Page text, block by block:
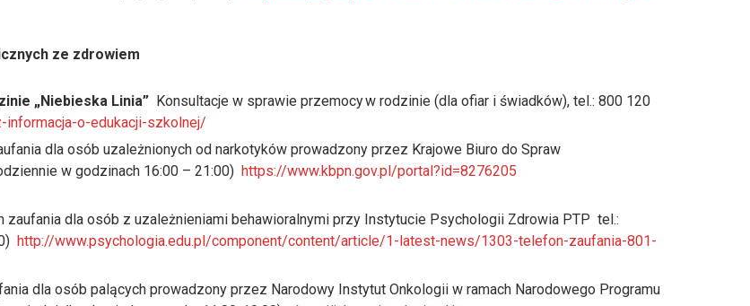
ze zdrowiem
„Niebieska Linia” Konsultacje w sprawie przemocy w rodzinie (dla ofiar i świadków), tel.: 800 120
o-edukacji-szkolnej/
dla osób uzależnionych od narkotyków prowadzony przez Krajowe Biuro do Spraw
w godzinach 16:00 – 21:00) https://www.kbpn.gov.pl/portal?id=8276205
zaufania dla osób z uzależnieniami behawioralnymi przy Instytucie Psychologii Zdrowia PTP tel.:
http://www.psychologia.edu.pl/component/content/article/1-latest-news/1303-telefon-zaufania-801-
dla osób palących prowadzony przez Narodowy Instytut Onkologii w ramach Narodowego Programu